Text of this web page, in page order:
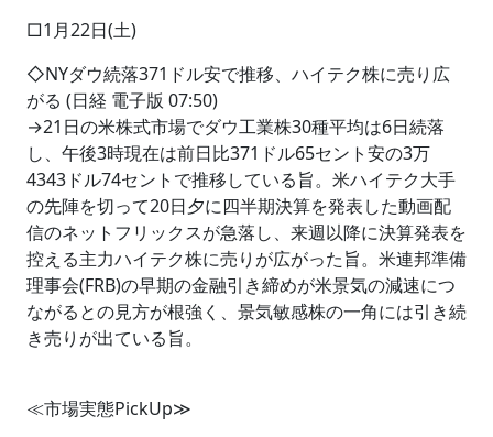
□1月22日(土)
◇NYダウ続落371ドル安で推移、ハイテク株に売り広
がる (日経 電子版 07:50)
→21日の米株式市場でダウ工業株30種平均は6日続落
し、午後3時現在は前日比371ドル65セント安の3万
4343ドル74セントで推移している旨。米ハイテク大手
の先陣を切って20日夕に四半期決算を発表した動画配
信のネットフリックスが急落し、来週以降に決算発表を
控える主力ハイテク株に売りが広がった旨。米連邦準備
理事会(FRB)の早期の金融引き締めが米景気の減速につ
ながるとの見方が根強く、景気敏感株の一角には引き続
き売りが出ている旨。
≪市場実態PickUp≫